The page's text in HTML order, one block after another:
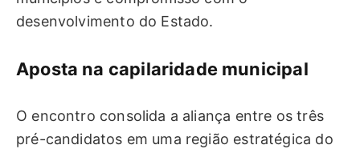
desenvolvimento do Estado.
Aposta na capilaridade municipal
O encontro consolida a aliança entre os três
pré-candidatos em uma região estratégica do